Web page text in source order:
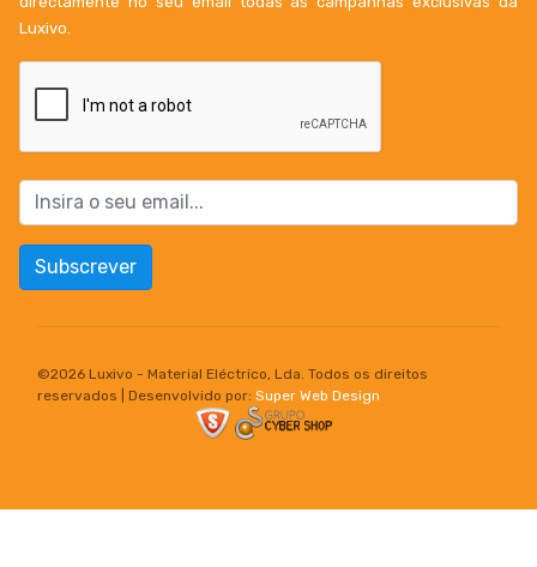
Luxivo.
Subscrever
©2026 Luxivo - Material Eléctrico, Lda. Todos os direitos
reservados | Desenvolvido por: Super Web Design